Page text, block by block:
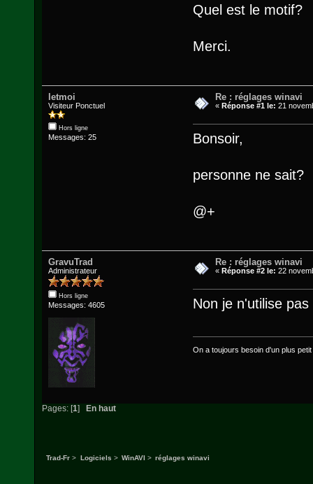
Quel est le motif?
Merci.
letmoi
Visiteur Ponctuel
Hors ligne
Messages: 25
Re : réglages winavi
«Réponse #1 le: 21
Bonsoir,
personne ne sait?
@+
GravuTrad
Administrateur
Hors ligne
Messages: 4605
Re : réglages winavi
« Réponse #2 le: 22
Non je n'utilise pas
On a toujours besoin d'un plus
Pages: [1] En haut
Trad-Fr > Logiciels > WinAVI > réglages winavi